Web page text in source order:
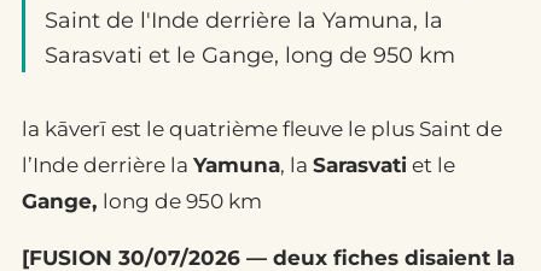
Saint de l'Inde derrière la Yamuna, la
Sarasvati et le Gange, long de 950 km
la kāverī est le quatrième fleuve le plus Saint de
l’Inde derrière la Yamuna, la Sarasvati et le
Gange, long de 950 km
[FUSION 30/07/2026 — deux fiches disaient la